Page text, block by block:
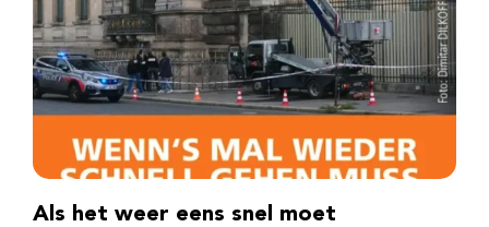
Als het weer eens snel moet